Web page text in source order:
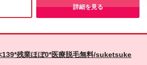
北陸：金沢院 東海：静岡院 近畿；和歌山院 中
詳細を見る
139*残業ほぼ0*医療脱毛無料/suketsuke